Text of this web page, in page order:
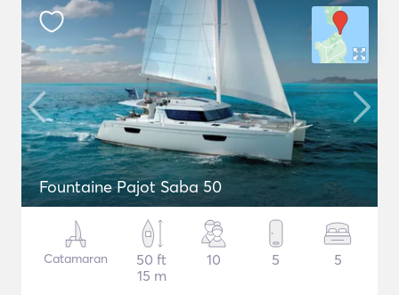
Fountaine Pajot Saba 50
Catamaran
50 ft
15 m
10 5 5